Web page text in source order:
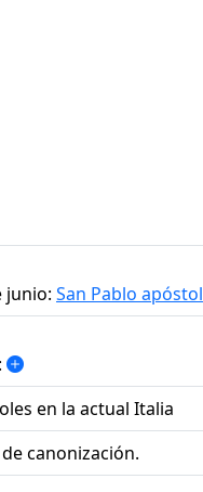
junio: San Pablo apóstol
en la actual Italia
canonización.